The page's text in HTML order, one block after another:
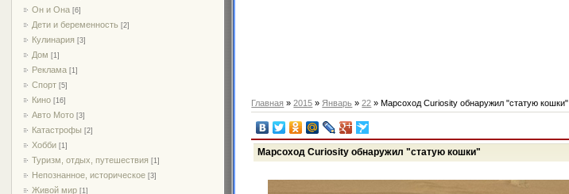
Он и Она [6]
Дети и беременность [2]
Кулинария [3]
Дом [1]
Реклама [1]
Спорт [5]
Кино [16]
Авто Мото [3]
Катастрофы [2]
Хобби [1]
Туризм, отдых, путешествия [1]
Непознанное, историческое [3]
Живой мир [1]
Главная »2015 » Январь » 22 » Марсоход Curiosity обнаружил "статую кошки"
Марсоход Curiosity обнаружил "статую кошки"